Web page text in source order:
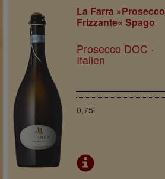
La Farra »Prosecco
Frizzante« Spago
Prosecco DOC ·
Italien
0,75l